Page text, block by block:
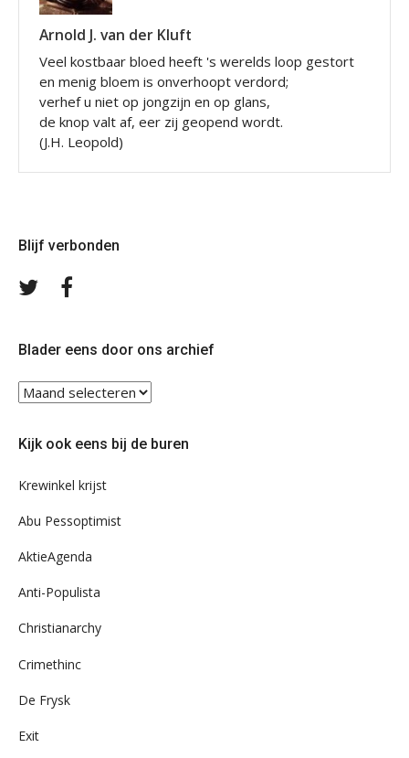
Arnold J. van der Kluft
Veel kostbaar bloed heeft 's werelds loop gestort
en menig bloem is onverhoopt verdord;
verhef u niet op jongzijn en op glans,
de knop valt af, eer zij geopend wordt.
(J.H. Leopold)
Blijf verbonden
Volg
Blader eens door ons archief
Blader
eens
ons
Kijk ook eens bij de buren
Krewinkel krijst
Abu Pessoptimist
AktieAgenda
Anti-Populista
Christianarchy
Crimethinc
De Frysk
Exit